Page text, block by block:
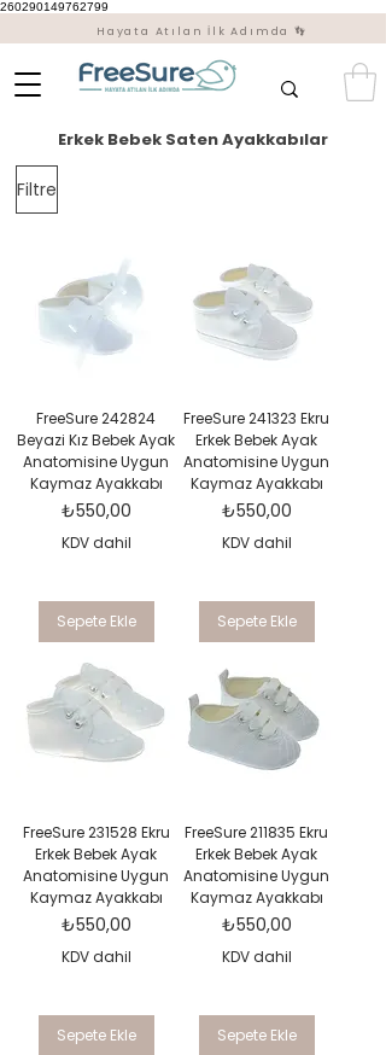
260290149762799
Hayata Atılan İlk Adımda 👣
Erkek Bebek Saten Ayakkabılar
Filtre
FreeSure 242824
Beyazi Kız Bebek Ayak
Anatomisine Uygun
Kaymaz Ayakkabı
Fiyat
₺550,00
KDV dahil
Sepete Ekle
FreeSure 241323 Ekru
Erkek Bebek Ayak
Anatomisine Uygun
Kaymaz Ayakkabı
Fiyat
₺550,00
KDV dahil
Sepete Ekle
FreeSure 231528 Ekru
Erkek Bebek Ayak
Anatomisine Uygun
Kaymaz Ayakkabı
Fiyat
₺550,00
KDV dahil
Sepete Ekle
FreeSure 211835 Ekru
Erkek Bebek Ayak
Anatomisine Uygun
Kaymaz Ayakkabı
Fiyat
₺550,00
KDV dahil
Sepete Ekle